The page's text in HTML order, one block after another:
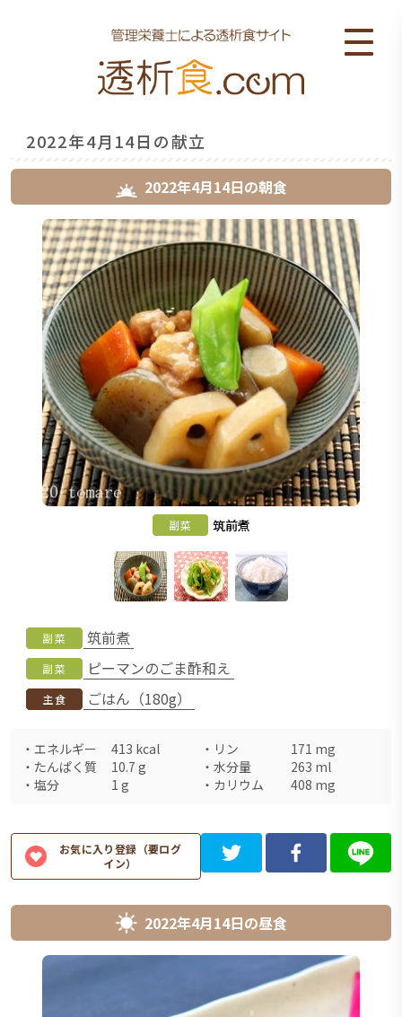
2022年4月14日の献立
2022年4月14日の朝食
副菜 筑前煮
副菜 筑前煮
副菜 ピーマンのごま酢和え
主食 ごはん（180g）
・ エネルギー 413 kcal ・ リン 171 mg
・ たんぱく質 10.7 g ・ 水分量 263 ml
・ 塩分 1 g ・ カリウム 408 mg
お気に入り登録（要ログ
イン）
2022年4月14日の昼食